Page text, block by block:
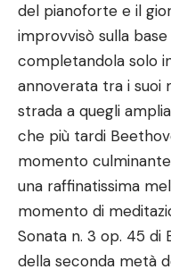
del pianoforte e il
improvvisò sulla
completandola solo
annoverata tra i suoi
strada a quegli
che più tardi
momento
una raffinatissima
momento di
Sonata n. 3 op. 45 di
della seconda metà